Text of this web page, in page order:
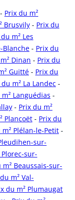
- Prix du m²
Brusvily - Prix du
m² Les
Blanche - Prix du
Dinan - Prix du
Guitté - Prix du
du m² La Landec -
Languédias -
- Prix du m²
Plancoët - Prix du
m² Plélan-le-Petit -
sur-
sur-
m² Beaussais-sur-
m² Val-
du m² Plumaugat